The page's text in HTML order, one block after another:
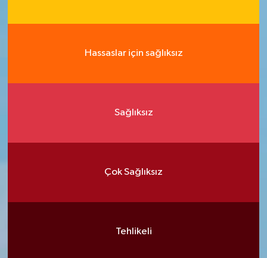
Hassaslar için sağlıksız
Sağlıksız
Çok Sağlıksız
Tehlikeli